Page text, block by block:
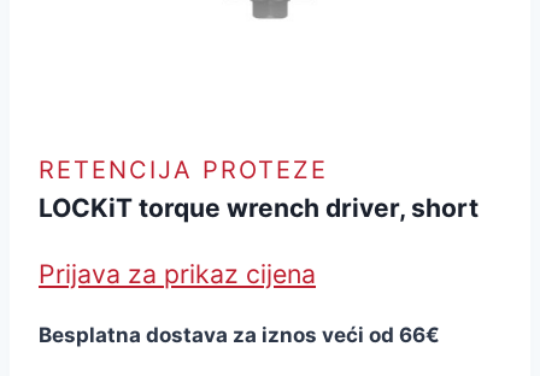
RETENCIJA PROTEZE
LOCKiT torque wrench driver, short
Prijava za prikaz cijena
Besplatna dostava za iznos veći od 66€